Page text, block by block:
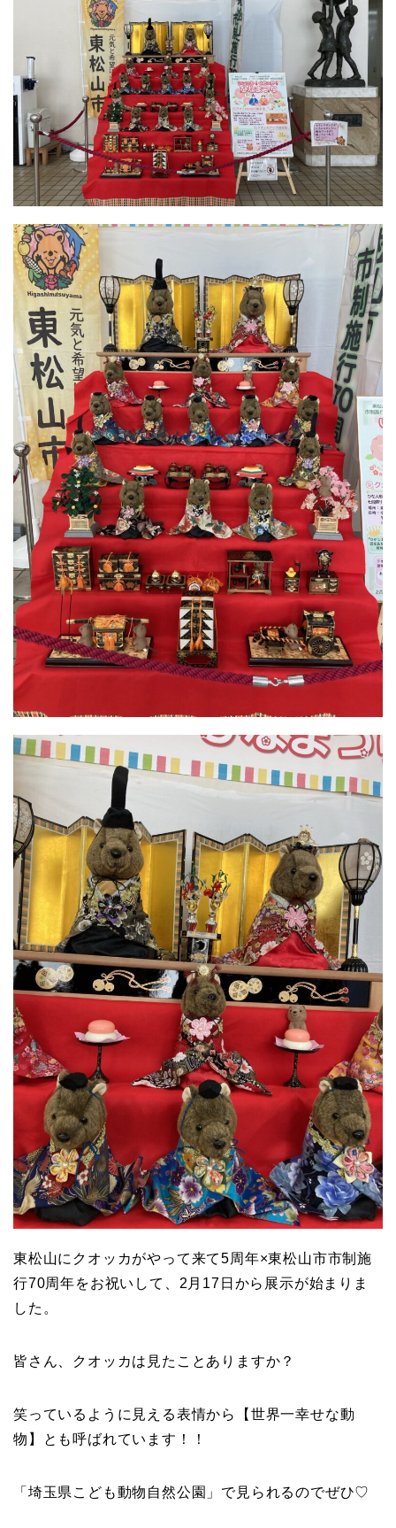
東松山にクオッカがやって来て5周年×東松山市市制施
行70周年をお祝いして、2月17日から展示が始まりま
した。
皆さん、クオッカは見たことありますか？
笑っているように見える表情から【世界一幸せな動
物】とも呼ばれています！！
「埼玉県こども動物自然公園」で見られるのでぜひ♡